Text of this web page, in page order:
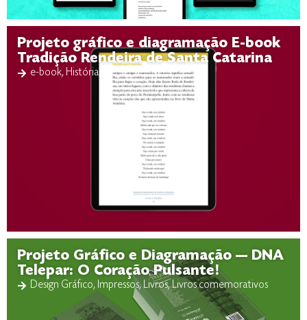
Projeto gráfico e diagramação E-book
Tradição Rendeira de Santa Catarina
e-book, Histórias
Projeto Gráfico e Diagramação — DNA
Telepar: O Coração Pulsante!
Design Gráfico, Impressos,Livros,Livros comemorativos